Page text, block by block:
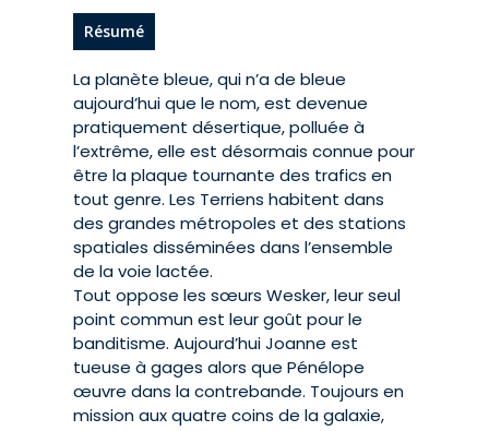
Résumé
La planète bleue, qui n’a de bleue
aujourd’hui que le nom, est devenue
pratiquement désertique, polluée à
l’extrême, elle est désormais connue pour
être la plaque tournante des trafics en
tout genre. Les Terriens habitent dans
des grandes métropoles et des stations
spatiales disséminées dans l’ensemble
de la voie lactée.
Tout oppose les sœurs Wesker, leur seul
point commun est leur goût pour le
banditisme. Aujourd’hui Joanne est
tueuse à gages alors que Pénélope
œuvre dans la contrebande. Toujours en
mission aux quatre coins de la galaxie,